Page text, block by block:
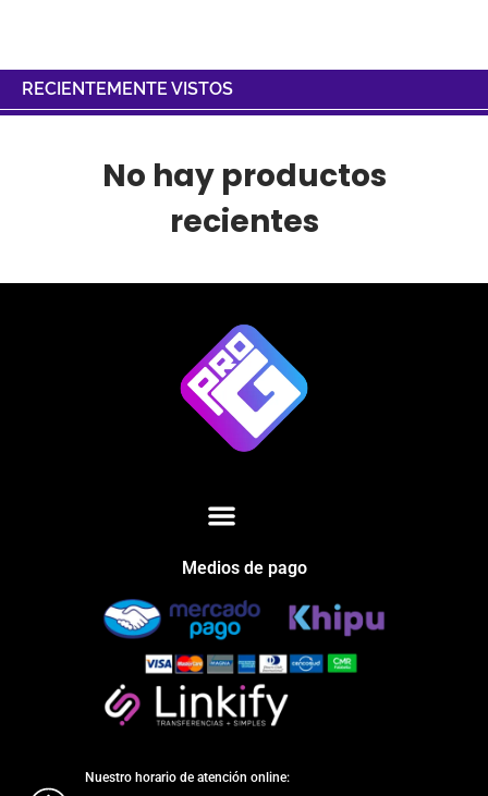
RECIENTEMENTE VISTOS
No hay productos
recientes
Medios de pago
Nuestro horario de atención online: